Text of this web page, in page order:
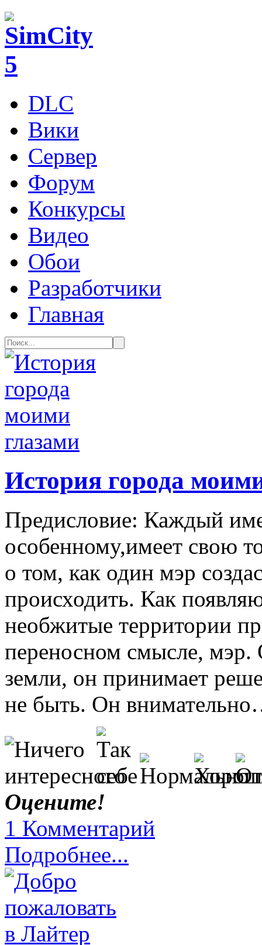
DLC
Вики
Сервер
Форум
Конкурсы
Видео
Обои
Разработчики
Главная
История города
Предисловие: Каждый
особенномy,имеет свою
о том, как один мэр
происходить. Как
необжитые территории
переносном смысле, мэр.
земли, он принимает
не быть. Он
Оцените!
1 Комментарий
Подробнее...